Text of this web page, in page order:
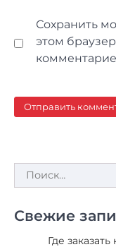
Сохранить
этом
Найти:
Свежие
Где